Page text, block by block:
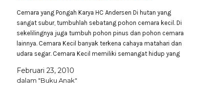
Cemara yang Pongah Karya HC Andersen Di hutan yang
sangat subur, tumbuhlah sebatang pohon cemara kecil. Di
sekelilingnya juga tumbuh pohon pinus dan pohon cemara
lainnya. Cemara Kecil banyak terkena cahaya matahari dan
udara segar. Cemara Kecil memiliki semangat hidup yang
besar…
Februari 23, 2010
dalam "Buku Anak"